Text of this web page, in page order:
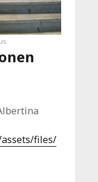
files/